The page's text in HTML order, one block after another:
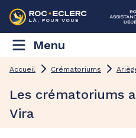
Menu
Accueil Crématoriums
Les crématoriums
Vira